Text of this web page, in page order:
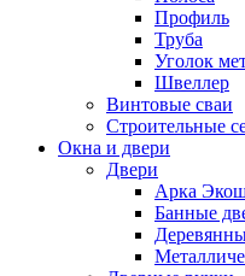
Профиль
Труба
Уголок
Швеллер
Винтовые сваи
Строительные
Окна и двери
Двери
Арка
Банные